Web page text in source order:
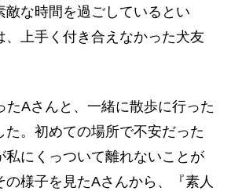
敵な時間を過ごしているとい
、上手く付き合えなかった犬友
たAさんと、一緒に散歩に行った
た。初めての場所で不安だった
私にくっついて離れないことが
の様子を見たAさんから、『素人